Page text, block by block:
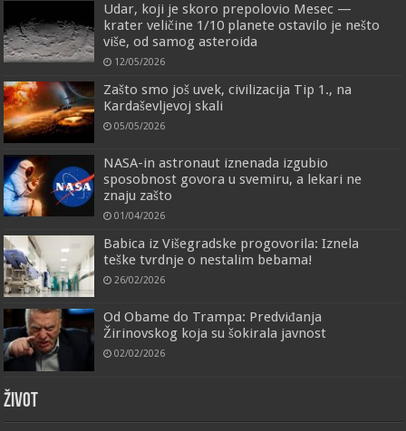
Udar, koji je skoro prepolovio Mesec —
krater veličine 1/10 planete ostavilo je nešto
više, od samog asteroida
12/05/2026
Zašto smo još uvek, civilizacija Tip 1., na
Kardaševljevoj skali
05/05/2026
NASA-in astronaut iznenada izgubio
sposobnost govora u svemiru, a lekari ne
znaju zašto
01/04/2026
Babica iz Višegradske progovorila: Iznela
teške tvrdnje o nestalim bebama!
26/02/2026
Od Obame do Trampa: Predviđanja
Žirinovskog koja su šokirala javnost
02/02/2026
ŽIVOT